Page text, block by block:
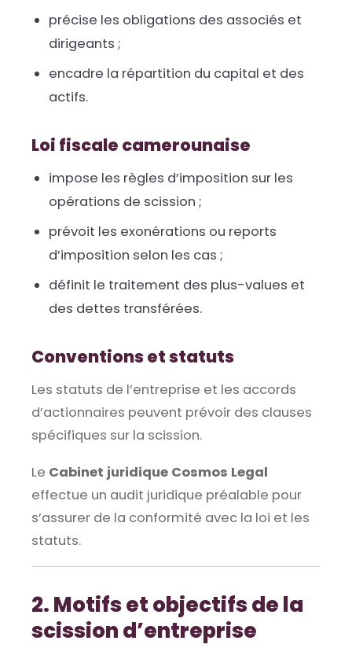
précise les obligations des associés et
dirigeants ;
encadre la répartition du capital et des
actifs.
Loi fiscale camerounaise
impose les règles d’imposition sur les
opérations de scission ;
prévoit les exonérations ou reports
d’imposition selon les cas ;
définit le traitement des plus-values et
des dettes transférées.
Conventions et statuts
Les statuts de l’entreprise et les accords
d’actionnaires peuvent prévoir des clauses
spécifiques sur la scission.
Le Cabinet juridique Cosmos Legal
effectue un audit juridique préalable pour
s’assurer de la conformité avec la loi et les
statuts.
2. Motifs et objectifs de la
scission d’entreprise